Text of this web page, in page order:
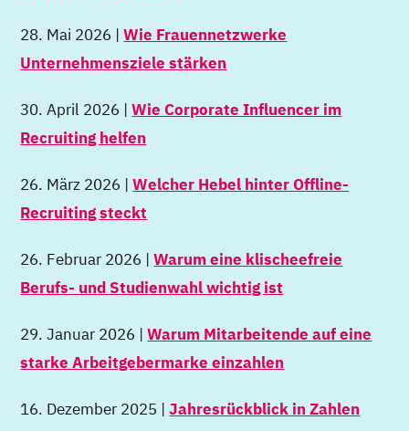
28. Mai 2026 |Wie Frauennetzwerke
Unternehmensziele stärken
30. April 2026 |Wie Corporate Influencer im
Recruiting helfen
26. März 2026 |Welcher Hebel hinter Offline-
Recruiting steckt
26. Februar 2026 |Warum eine klischeefreie
Berufs- und Studienwahl wichtig ist
29. Januar 2026 |Warum Mitarbeitende auf eine
starke Arbeitgebermarke einzahlen
16. Dezember 2025 |Jahresrückblick in Zahlen